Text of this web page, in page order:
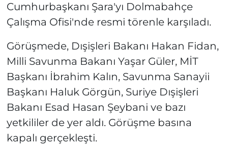
Cumhurbaşkanı Şara'yı Dolmabahçe
Çalışma Ofisi'nde resmi törenle karşıladı.
Görüşmede, Dışişleri Bakanı Hakan Fidan,
Milli Savunma Bakanı Yaşar Güler, MİT
Başkanı İbrahim Kalın, Savunma Sanayii
Başkanı Haluk Görgün, Suriye Dışişleri
Bakanı Esad Hasan Şeybani ve bazı
yetkililer de yer aldı. Görüşme basına
kapalı gerçekleşti.